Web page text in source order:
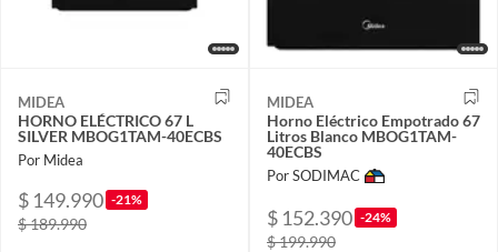
MIDEA
HORNO ELÉCTRICO 67 L
SILVER MBOG1TAM-40ECBS
Por Midea
$ 149.990 -21%
$ 189.990
MIDEA
Horno Eléctrico Empotrado 67
Litros Blanco MBOG1TAM-
40ECBS
Por SODIMAC
$ 152.390 -24%
$ 199.990